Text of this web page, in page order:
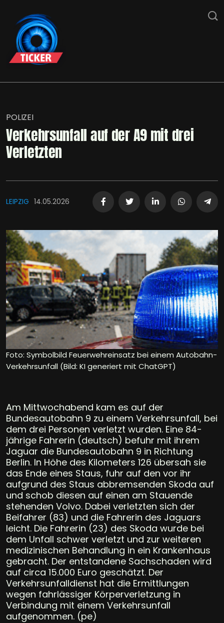
POLIZEI
Verkehrsunfall auf der A9 mit drei
Verletzten
LEIPZIG 14.05.2026
Foto: Symbolbild Feuerwehreinsatz bei einem Autobahn-
Verkehrsunfall (Bild: KI generiert mit ChatGPT)
Am Mittwochabend kam es auf der
Bundesautobahn 9 zu einem Verkehrsunfall, bei
dem drei Personen verletzt wurden. Eine 84-
jährige Fahrerin (deutsch) befuhr mit ihrem
Jaguar die Bundesautobahn 9 in Richtung
Berlin. In Höhe des Kilometers 126 übersah sie
das Ende eines Staus, fuhr auf den vor ihr
aufgrund des Staus abbremsenden Skoda auf
und schob diesen auf einen am Stauende
stehenden Volvo. Dabei verletzten sich der
Beifahrer (83) und die Fahrerin des Jaguars
leicht. Die Fahrerin (23) des Skoda wurde bei
dem Unfall schwer verletzt und zur weiteren
medizinischen Behandlung in ein Krankenhaus
gebracht. Der entstandene Sachschaden wird
auf circa 15.000 Euro geschätzt. Der
Verkehrsunfalldienst hat die Ermittlungen
wegen fahrlässiger Körperverletzung in
Verbindung mit einem Verkehrsunfall
aufgenommen. (pe)